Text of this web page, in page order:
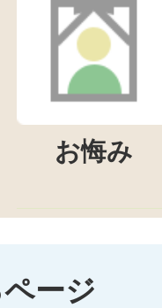
お悔み
ージ